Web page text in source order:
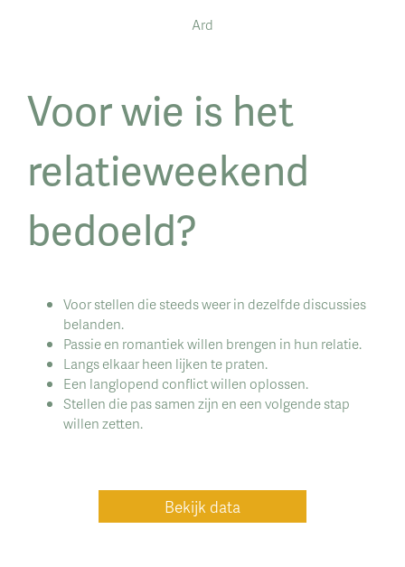
Ard
Voor wie is het
relatieweekend
bedoeld?
Voor stellen die steeds weer in dezelfde discussies
belanden.
Passie en romantiek willen brengen in hun relatie.
Langs elkaar heen lijken te praten.
Een langlopend conflict willen oplossen.
Stellen die pas samen zijn en een volgende stap
willen zetten.
Bekijk data